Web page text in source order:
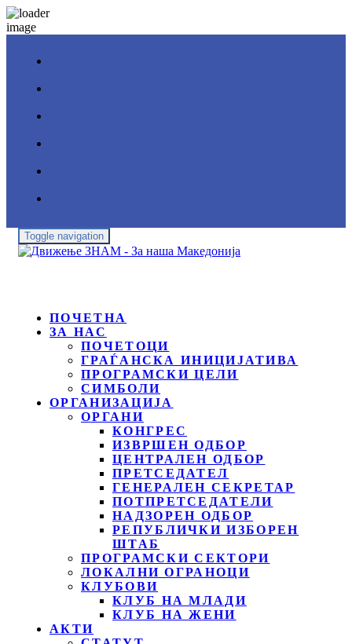
Toggle navigation
ПОЧЕТНА
ЗА НАС
ПОЧЕТОЦИ
ГРАЃАНСКА ИНИЦИЈАТИВА
ПРОГРАМСКИ ЦЕЛИ
СИМБОЛИ
ОРГАНИЗАЦИЈА
ОРГАНИ
КОНГРЕС
ИЗВРШЕН ОДБОР
ЦЕНТРАЛЕН ОДБОР
ПРЕТСЕДАТЕЛ
ГЕНЕРАЛЕН СЕКРЕТАР
ПОТПРЕТСЕДАТЕЛИ
НАДЗОРЕН ОДБОР
РЕПУБЛИЧКИ ИЗБОРЕН
ШТАБ
ПРОГРАМСКИ СЕКТОРИ
ЛОКАЛНИ ОГРАНОЦИ
КЛУБОВИ
КЛУБ НА МЛАДИ
КЛУБ НА ЖЕНИ
АКТИ